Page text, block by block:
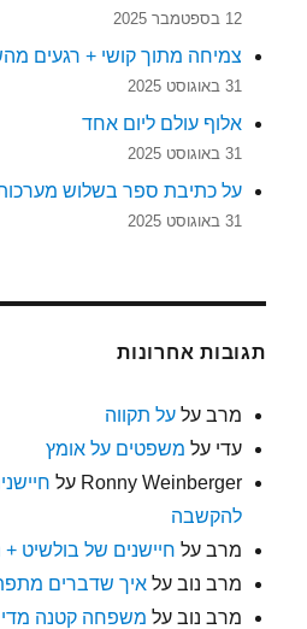
12 בספטמבר 2025
צמיחה מתוך קושי + רגעים
31 באוגוסט 2025
אלוף עולם ליום אחד
31 באוגוסט 2025
על כתיבת ספר בשלוש
31 באוגוסט 2025
תגובות אחרונות
מרב עלעל תקווה
עדי על משפטים על אומץ
Ronny Weinberger על
להקשבה
מרב על חיישנים של בולשיט
מרב נוב עלאיך שדברים
מרב נוב על משפחה קטנה מדי